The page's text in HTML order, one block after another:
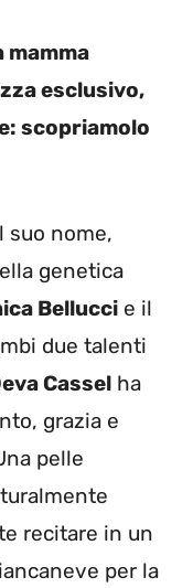
mamma
esclusivo,
scopriamolo
suo nome,
genetica
Bellucci e il
due talenti
Cassel ha
grazia e
pelle
recitare in un
per la